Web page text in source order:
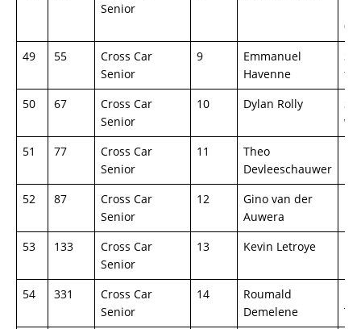
Senior
07
49
55
Cross Car
Senior
9
Emmanuel
Havenne
fia
50
67
Cross Car
Senior
10 Dylan Rolly
51
77
Cross Car
Senior
11
Theo
Devleeschauwer
52 87
Cross Car
Senior
12
Gino van der
Auwera
53 133
Cross Car
Senior
13 Kevin Letroye
54 331
Cross Car
Senior
14
Roumald
Demelene